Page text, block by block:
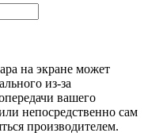
на экране может
из-за
вашего
непосредственно сам
производителем.